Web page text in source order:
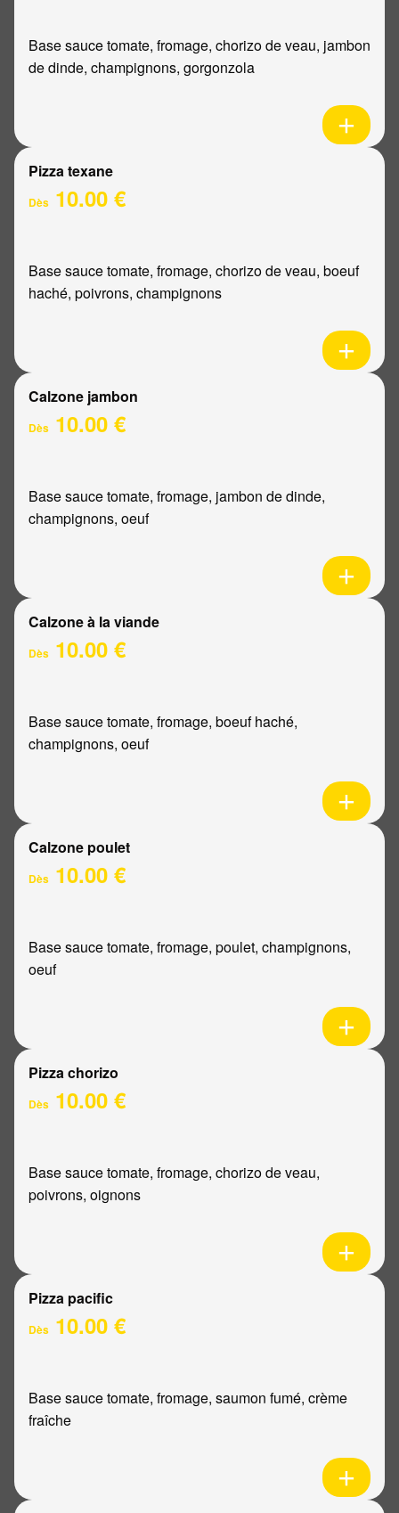
Base sauce tomate, fromage, chorizo de veau, jambon
de dinde, champignons, gorgonzola
Pizza texane
Dès 10.00 €
Base sauce tomate, fromage, chorizo de veau, boeuf
haché, poivrons, champignons
Calzone jambon
Dès 10.00 €
Base sauce tomate, fromage, jambon de dinde,
champignons, oeuf
Calzone à la viande
Dès 10.00 €
Base sauce tomate, fromage, boeuf haché,
champignons, oeuf
Calzone poulet
Dès 10.00 €
Base sauce tomate, fromage, poulet, champignons,
oeuf
Pizza chorizo
Dès 10.00 €
Base sauce tomate, fromage, chorizo de veau,
poivrons, oignons
Pizza pacific
Dès 10.00 €
Base sauce tomate, fromage, saumon fumé, crème
fraîche